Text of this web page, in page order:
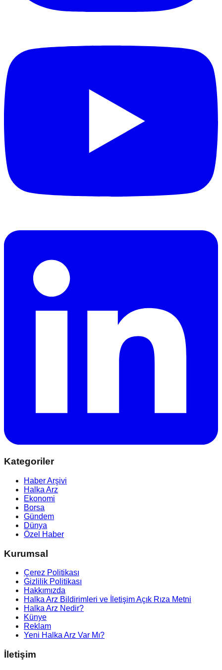
Kategoriler
Haber Arşivi
Halka Arz
Ekonomi
Borsa
Gündem
Dünya
Özel Haber
Kurumsal
Çerez Politikası
Gizlilik Politikası
Hakkımızda
Halka Arz Bildirimleri ve İletişim Açık Rıza Metni
Halka Arz Nedir?
Künye
Reklam
Yeni Halka Arz Var Mı?
İletişim